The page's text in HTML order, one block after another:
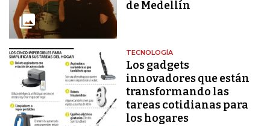
de Medellín
TECNOLOGÍA
Los gadgets
innovadores que están
transformando las
tareas cotidianas para
los hogares